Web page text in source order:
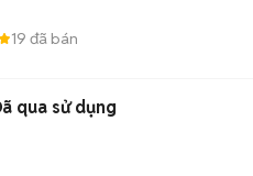
19 đã bán
qua sử dụng